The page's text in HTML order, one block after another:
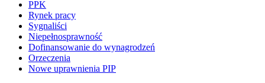
PPK
Rynek pracy
Sygnaliści
Niepełnosprawność
Dofinansowanie do wynagrodzeń
Orzeczenia
Nowe uprawnienia PIP